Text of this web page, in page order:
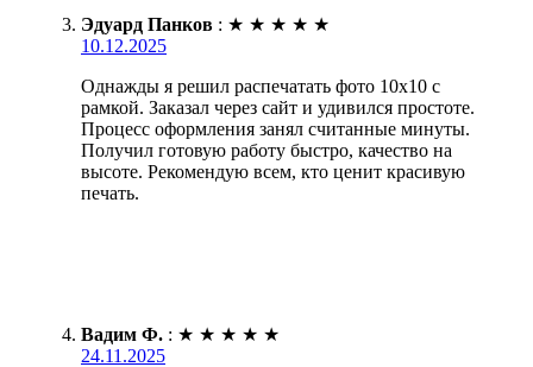
Эдуард Панков : ★ ★ ★ ★ ★
10.12.2025
Однажды я решил распечатать фото 10х10 с
рамкой. Заказал через сайт и удивился простоте.
Процесс оформления занял считанные минуты.
Получил готовую работу быстро, качество на
высоте. Рекомендую всем, кто ценит красивую
печать.
Вадим Ф. : ★ ★ ★ ★ ★
24.11.2025